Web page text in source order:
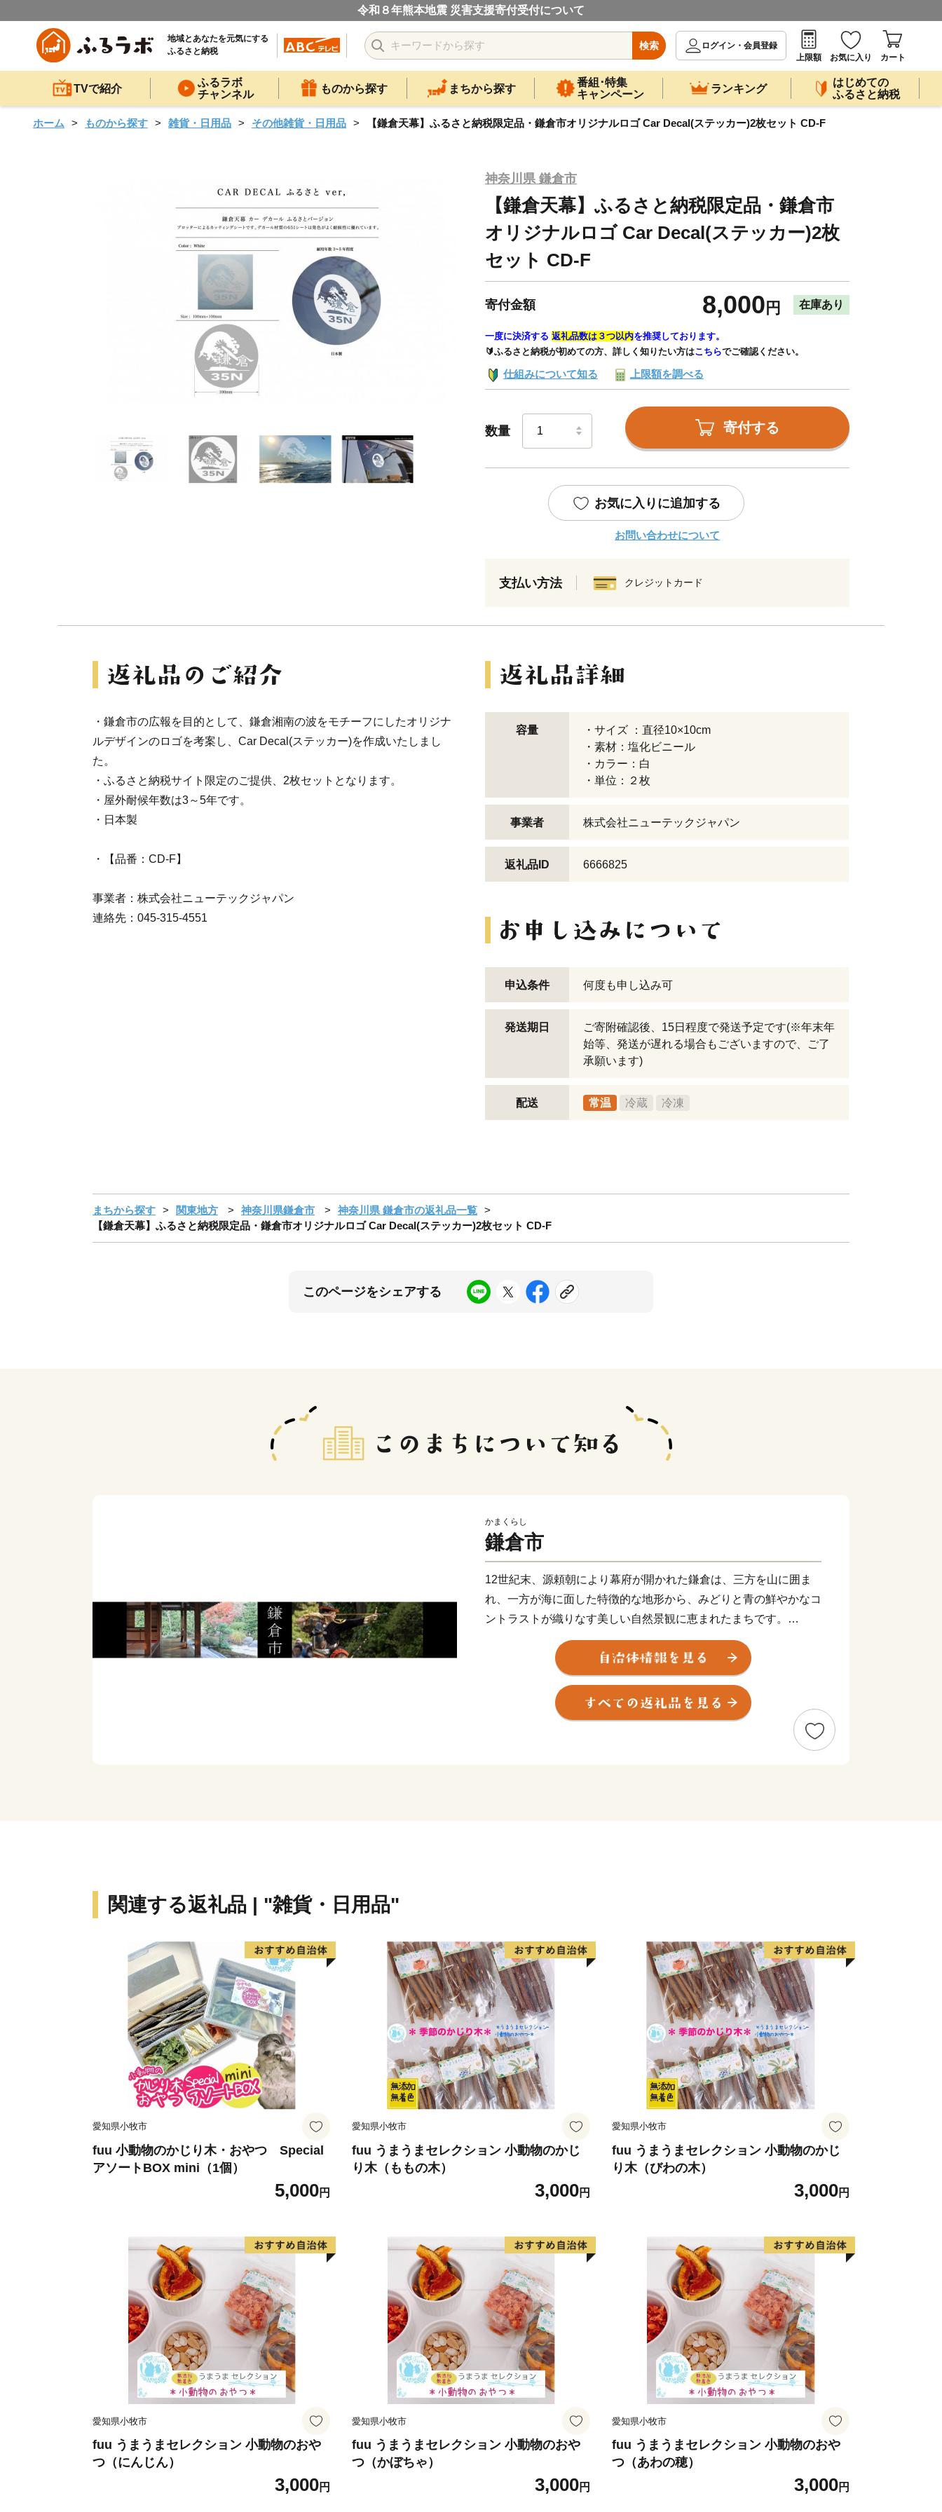
令和８年熊本地震 災害支援寄付受付について
地域とあなたを元気にする
ふるさと納税
検索
ログイン・会員登録
上限額
お気に入り カート
TVで紹介
ふるラボ
チャンネル
ものから探す まちから探す
番組･特集
キャンペーン
ランキング
はじめての
ふるさと納税
ホーム ものから探す 雑貨・日用品 その他雑貨・日用品 【鎌倉天幕】ふるさと納税限定品・鎌倉市オリジナルロゴ Car Decal(ステッカー)2枚セット CD-F
神奈川県 鎌倉市
【鎌倉天幕】ふるさと納税限定品・鎌倉市
オリジナルロゴ Car Decal(ステッカー)2枚
セット CD-F
寄付金額 8,000 円 在庫あり
一度に決済する 返礼品数は３つ以内を推奨しております。
🔰ふるさと納税が初めての方、詳しく知りたい方はこちらでご確認ください。
仕組みについて知る 上限額を調べる
数量 寄付する
お気に入りに追加する
お問い合わせについて
支払い方法 クレジットカード
・鎌倉市の広報を目的として、鎌倉湘南の波をモチーフにしたオリジナ
ルデザインのロゴを考案し、Car Decal(ステッカー)を作成いたしまし
た。
・ふるさと納税サイト限定のご提供、2枚セットとなります。
・屋外耐候年数は3～5年です。
・日本製
・【品番：CD-F】
事業者：株式会社ニューテックジャパン
連絡先：045-315-4551
容量
・サイズ ：直径10×10cm
・素材：塩化ビニール
・カラー：白
・単位：２枚
事業者 株式会社ニューテックジャパン
返礼品ID 6666825
申込条件 何度も申し込み可
発送期日
ご寄附確認後、15日程度で発送予定です(※年末年
始等、発送が遅れる場合もございますので、ご了
承願います)
配送 常温 冷蔵 冷凍
まちから探す 関東地方 神奈川県鎌倉市
神奈川県 鎌倉市の返礼品一覧
【鎌倉天幕】ふるさと納税限定品・鎌倉市オリジナルロゴ Car Decal(ステッカー)2枚セット CD-F
このページをシェアする
かまくらし
鎌倉市
12世紀末、源頼朝により幕府が開かれた鎌倉は、三方を山に囲ま
れ、一方が海に面した特徴的な地形から、みどりと青の鮮やかなコ
ントラストが織りなす美しい自然景観に恵まれたまちです。
そして、今も残る多くの神社仏閣などの歴史的遺産は、長い年月の
なかで守り続けられ、今日でも中世の社会を支えた繁栄の歴史と華
やかな文化を現在に伝えています。
鎌倉市では、先人たちから受け継いだ美しい自然景観や歴史的遺産
【担当課連絡先】
鎌倉市文化観光部産業課ふるさと寄附金担当
電話 0467-61-3845
FAX 0467-23-8700
メール furusatokifu@city.kamakura.kanagawa.jp
関連する返礼品 | "雑貨・日用品"
愛知県小牧市
fuu 小動物のかじり木・おやつ Special
アソートBOX mini（1個）
5,000円
愛知県小牧市
fuu うまうまセレクション 小動物のかじ
り木（ももの木）
3,000円
愛知県小牧市
fuu うまうまセレクション 小動物のかじ
り木（びわの木）
3,000円
愛知県小牧市
fuu うまうまセレクション 小動物のおや
つ（にんじん）
3,000円
愛知県小牧市
fuu うまうまセレクション 小動物のおや
つ（かぼちゃ）
3,000円
愛知県小牧市
fuu うまうまセレクション 小動物のおや
つ（あわの穂）
3,000円